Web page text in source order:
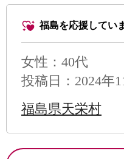
福島を応援してい
女性：40代
投稿日：2024年
福島県天栄村